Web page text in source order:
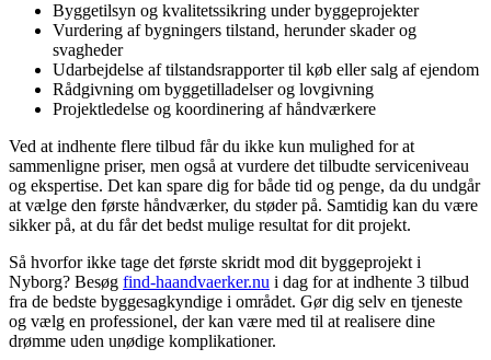
Byggetilsyn og kvalitetssikring under byggeprojekter
Vurdering af bygningers tilstand, herunder skader og
svagheder
Udarbejdelse af tilstandsrapporter til køb eller salg af ejendom
Rådgivning om byggetilladelser og lovgivning
Projektledelse og koordinering af håndværkere
Ved at indhente flere tilbud får du ikke kun mulighed for at
sammenligne priser, men også at vurdere det tilbudte serviceniveau
og ekspertise. Det kan spare dig for både tid og penge, da du undgår
at vælge den første håndværker, du støder på. Samtidig kan du være
sikker på, at du får det bedst mulige resultat for dit projekt.
Så hvorfor ikke tage det første skridt mod dit byggeprojekt i
Nyborg? Besøg find-haandvaerker.nu i dag for at indhente 3 tilbud
fra de bedste byggesagkyndige i området. Gør dig selv en tjeneste
og vælg en professionel, der kan være med til at realisere dine
drømme uden unødige komplikationer.